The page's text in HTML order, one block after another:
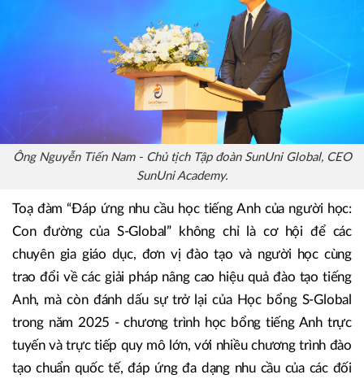
Ông Nguyễn Tiến Nam - Chủ tịch Tập đoàn SunUni Global, CEO
SunUni Academy.
Toạ đàm “Đáp ứng nhu cầu học tiếng Anh của người học:
Con đường của S-Global” không chỉ là cơ hội để các
chuyên gia giáo dục, đơn vị đào tạo và người học cùng